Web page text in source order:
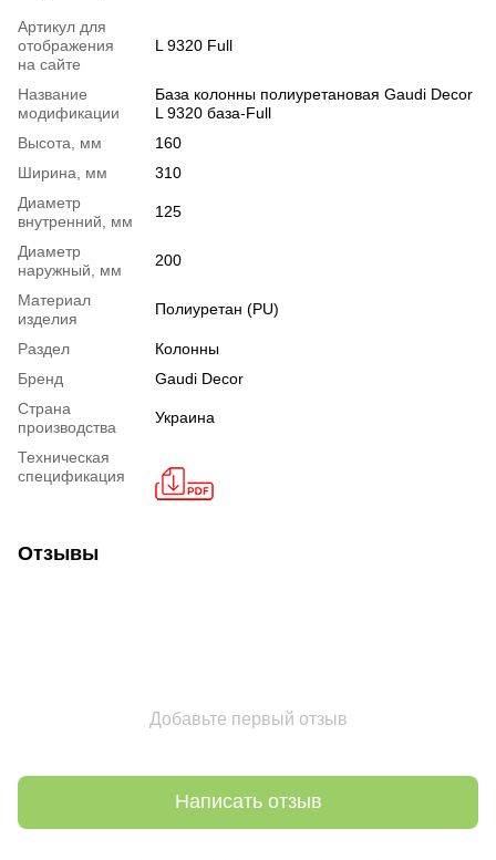
Артикул для
отображения
на сайте
L 9320 Full
Название
модификации
База колонны полиуретановая Gaudi Decor
L 9320 база-Full
Высота, мм
160
Ширина, мм
310
Диаметр
внутренний, мм
125
Диаметр
наружный, мм
200
Материал
изделия
Полиуретан (PU)
Раздел
Колонны
Бренд
Gaudi Decor
Страна
производства
Украина
Техническая
спецификация
Отзывы
Добавьте первый отзыв
Написать отзыв